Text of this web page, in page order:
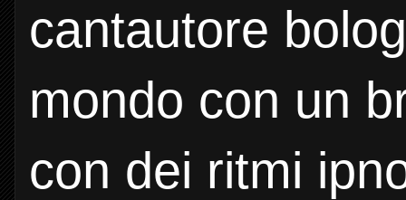
cantautore
mondo con un
con dei ritmi